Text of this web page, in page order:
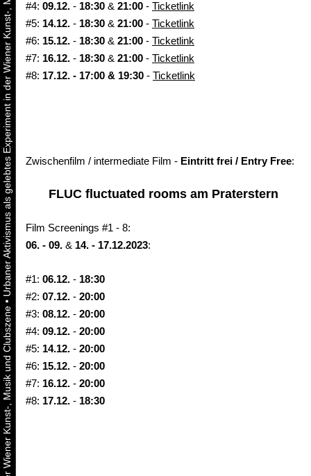
•
Urbaner Aktivismus als gelebtes Experiment in der Wiener Kunst-, Musik und Clubszene
#4: 09.12. - 18:30 & 21:00 - Ticketlink
#5: 14.12. - 18:30 & 21:00 - Ticketlink
#6: 15.12. - 18:30 & 21:00 - Ticketlink
#7: 16.12. - 18:30 & 21:00 - Ticketlink
#8: 17.12. - 17:00 & 19:30 - Ticketlink
Zwischenfilm / intermediate Film - Eintritt frei / Entry Free:
FLUC fluctuated rooms am Praterstern
Film Screenings #1 - 8:
06. - 09. & 14. - 17.12.2023:
#1: 06.12. - 18:30
#2: 07.12. - 20:00
#3: 08.12. - 20:00
#4: 09.12. - 20:00
#5: 14.12. - 20:00
#6: 15.12. - 20:00
#7: 16.12. - 20:00
#8: 17.12. - 18:30